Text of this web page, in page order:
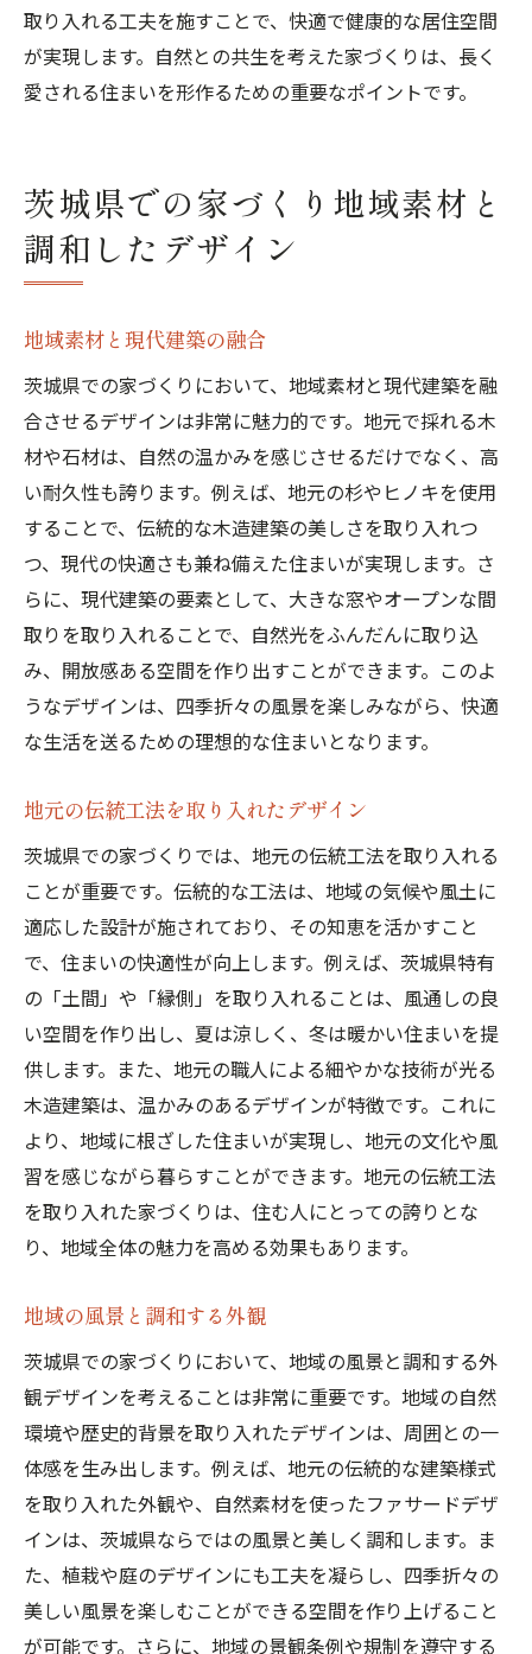
取り入れる工夫を施すことで、快適で健康的な居住空間
が実現します。自然との共生を考えた家づくりは、長く
愛される住まいを形作るための重要なポイントです。
茨城県での家づくり地域素材と
調和したデザイン
地域素材と現代建築の融合
茨城県での家づくりにおいて、地域素材と現代建築を融
合させるデザインは非常に魅力的です。地元で採れる木
材や石材は、自然の温かみを感じさせるだけでなく、高
い耐久性も誇ります。例えば、地元の杉やヒノキを使用
することで、伝統的な木造建築の美しさを取り入れつ
つ、現代の快適さも兼ね備えた住まいが実現します。さ
らに、現代建築の要素として、大きな窓やオープンな間
取りを取り入れることで、自然光をふんだんに取り込
み、開放感ある空間を作り出すことができます。このよ
うなデザインは、四季折々の風景を楽しみながら、快適
な生活を送るための理想的な住まいとなります。
地元の伝統工法を取り入れたデザイン
茨城県での家づくりでは、地元の伝統工法を取り入れる
ことが重要です。伝統的な工法は、地域の気候や風土に
適応した設計が施されており、その知恵を活かすこと
で、住まいの快適性が向上します。例えば、茨城県特有
の「土間」や「縁側」を取り入れることは、風通しの良
い空間を作り出し、夏は涼しく、冬は暖かい住まいを提
供します。また、地元の職人による細やかな技術が光る
木造建築は、温かみのあるデザインが特徴です。これに
より、地域に根ざした住まいが実現し、地元の文化や風
習を感じながら暮らすことができます。地元の伝統工法
を取り入れた家づくりは、住む人にとっての誇りとな
り、地域全体の魅力を高める効果もあります。
地域の風景と調和する外観
茨城県での家づくりにおいて、地域の風景と調和する外
観デザインを考えることは非常に重要です。地域の自然
環境や歴史的背景を取り入れたデザインは、周囲との一
体感を生み出します。例えば、地元の伝統的な建築様式
を取り入れた外観や、自然素材を使ったファサードデザ
インは、茨城県ならではの風景と美しく調和します。ま
た、植栽や庭のデザインにも工夫を凝らし、四季折々の
美しい風景を楽しむことができる空間を作り上げること
が可能です。さらに、地域の景観条例や規制を遵守する